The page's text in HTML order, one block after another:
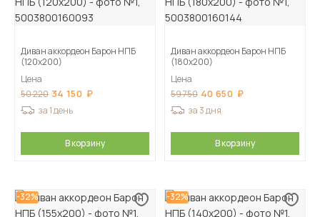
Диван аккордеон Барон НПБ
(120х200)
Цена
50 220 34 150
за 1 день
В корзину
Диван аккордеон Барон НПБ
(180х200)
Цена
59 750 40 650
за 3 дня
В корзину
-32% -32%